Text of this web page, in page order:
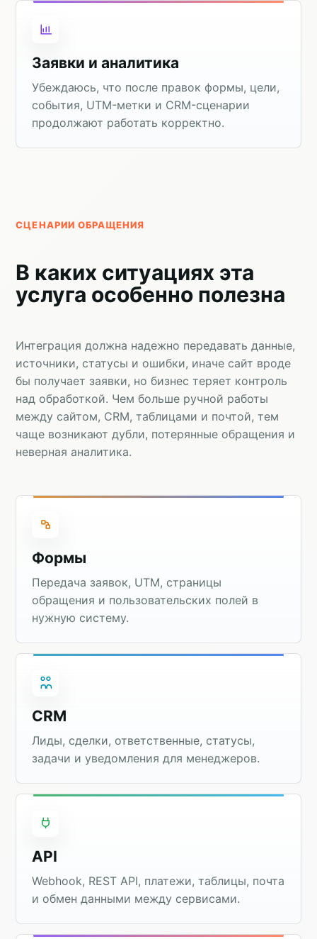
Заявки и аналитика
Убеждаюсь, что после правок формы, цели,
события, UTM-метки и CRM-сценарии
продолжают работать корректно.
СЦЕНАРИИ ОБРАЩЕНИЯ
В каких ситуациях эта
услуга особенно полезна
Интеграция должна надежно передавать данные,
источники, статусы и ошибки, иначе сайт вроде
бы получает заявки, но бизнес теряет контроль
над обработкой. Чем больше ручной работы
между сайтом, CRM, таблицами и почтой, тем
чаще возникают дубли, потерянные обращения и
неверная аналитика.
Формы
Передача заявок, UTM, страницы
обращения и пользовательских полей в
нужную систему.
CRM
Лиды, сделки, ответственные, статусы,
задачи и уведомления для менеджеров.
API
Webhook, REST API, платежи, таблицы, почта
и обмен данными между сервисами.